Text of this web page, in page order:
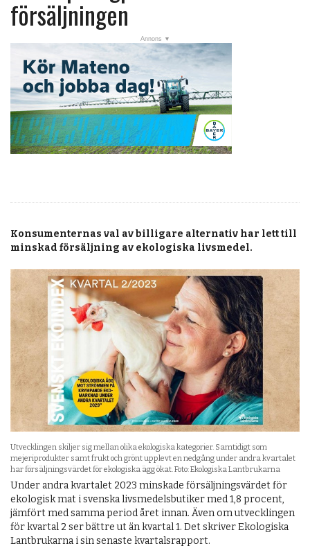
Veckans nyheter
RSS-flöde
OPINION
KALENDER
MARKNAD
ANNONSERA
PRENUMERERA
OM OSS
försäljningen
Konsumenternas val av billigare alternativ har lett till
minskad försäljning av ekologiska livsmedel.
Utvecklingen skiljer sig mellan olika ekologiska kategorier. Samtidigt som
mejeriprodukter samt frukt och grönt upplevt en nedgång under andra kvartalet
har försäljningsvärdet för ekologiska ägg ökat. Foto: Ekologiska Lantbrukarna
Under andra kvartalet 2023 minskade försäljningsvärdet för
ekologisk mat i svenska livsmedelsbutiker med 1,8 procent,
jämfört med samma period året innan. Även om utvecklingen
för kvartal 2 ser bättre ut än kvartal 1. Det skriver Ekologiska
Lantbrukarna i sin senaste kvartalsrapport.